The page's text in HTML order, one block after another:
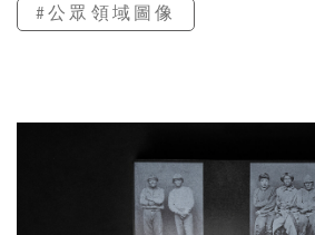
#公眾領域圖像